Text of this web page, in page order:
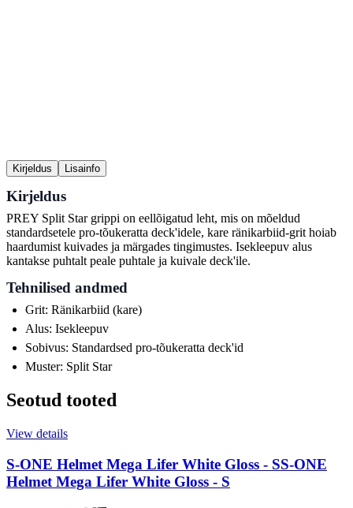
Kirjeldus Lisainfo
Kirjeldus
PREY Split Star grippi on eellõigatud leht, mis on mõeldud
standardsetele pro-tõukeratta deck'idele, kare ränikarbiid-grit hoiab
haardumist kuivades ja märgades tingimustes. Isekleepuv alus
kantakse puhtalt peale puhtale ja kuivale deck'ile.
Tehnilised andmed
Grit: Ränikarbiid (kare)
Alus: Isekleepuv
Sobivus: Standardsed pro-tõukeratta deck'id
Muster: Split Star
Seotud tooted
View details
S-ONE Helmet Mega Lifer White Gloss - SS-ONE
Helmet Mega Lifer White Gloss - S